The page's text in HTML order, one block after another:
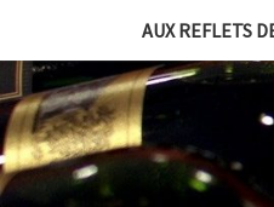
AUX REFLETS